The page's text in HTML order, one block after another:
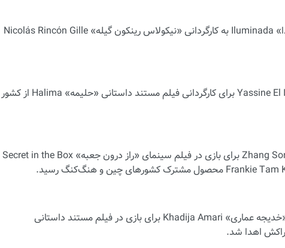
جایزه بزرگ هیأت داوران به فیلم سینمایی «ایلومینادا» Iluminada به کارگردانی «نیکولاس رینکون گیله» Nicolás Rincón Gille
جایزه بهترین کارگردانی به «یاسین الادریسی» Yassine El Idrissi برای کارگردانی فیلم مستند داستانی «حلیمه» Halima از کشور
جایزه بهترین بازیگر مرد به «ژانگ سونگ‌ون» Zhang Songwen برای بازی در فیلم سینمای «راز درون جعبه» Secret in the Box
جایزه بهترین بازیگر زن این دوره از جشنواره به خانم «خدیجه عماری» Khadija Amari برای بازی در فیلم مستند داستانی
اهدا شد.